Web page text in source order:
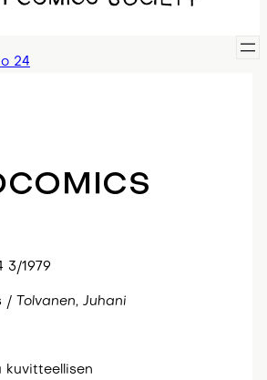
24
3/1979
/Tolvanen, Juhani
kuvitteellisen